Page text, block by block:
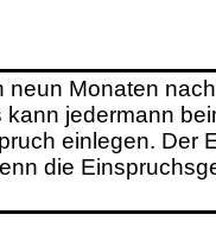
neun Monaten
jedermann
einlegen. Der
die